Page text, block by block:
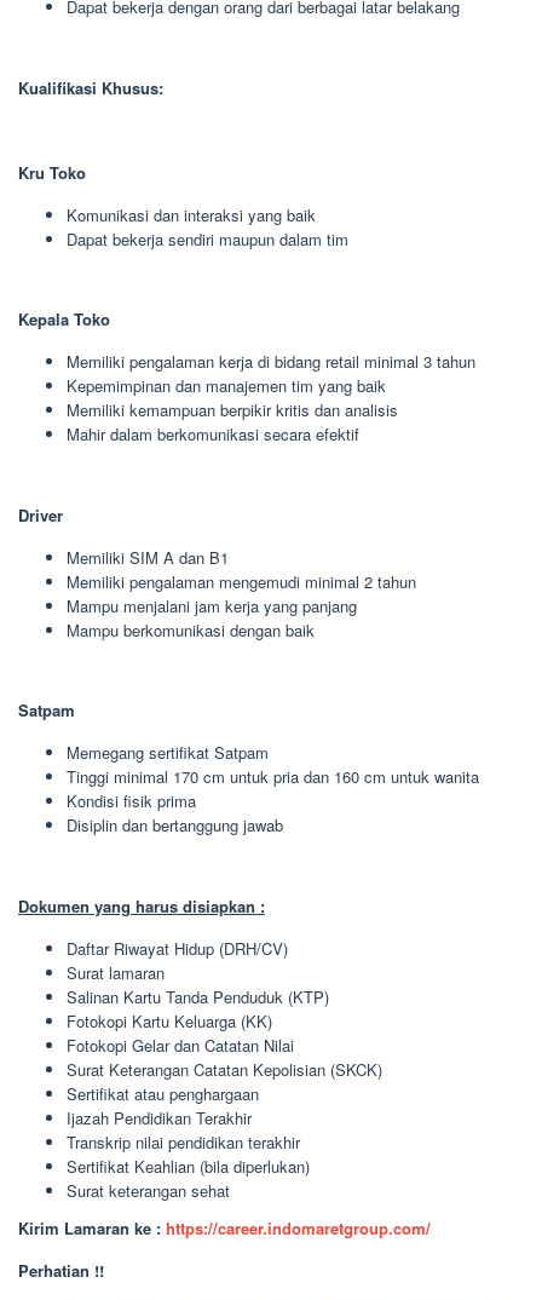
Dapat bekerja dengan orang dari berbagai latar belakang
Kualifikasi Khusus:
Kru Toko
Komunikasi dan interaksi yang baik
Dapat bekerja sendiri maupun dalam tim
Kepala Toko
Memiliki pengalaman kerja di bidang retail minimal 3 tahun
Kepemimpinan dan manajemen tim yang baik
Memiliki kemampuan berpikir kritis dan analisis
Mahir dalam berkomunikasi secara efektif
Driver
Memiliki SIM A dan B1
Memiliki pengalaman mengemudi minimal 2 tahun
Mampu menjalani jam kerja yang panjang
Mampu berkomunikasi dengan baik
Satpam
Memegang sertifikat Satpam
Tinggi minimal 170 cm untuk pria dan 160 cm untuk wanita
Kondisi fisik prima
Disiplin dan bertanggung jawab
Dokumen yang harus disiapkan :
Daftar Riwayat Hidup (DRH/CV)
Surat lamaran
Salinan Kartu Tanda Penduduk (KTP)
Fotokopi Kartu Keluarga (KK)
Fotokopi Gelar dan Catatan Nilai
Surat Keterangan Catatan Kepolisian (SKCK)
Sertifikat atau penghargaan
Ijazah Pendidikan Terakhir
Transkrip nilai pendidikan terakhir
Sertifikat Keahlian (bila diperlukan)
Surat keterangan sehat
Kirim Lamaran ke : https://career.indomaretgroup.com/
Perhatian !!